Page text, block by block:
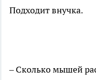
Подходит внучка.
– Сколько мышей